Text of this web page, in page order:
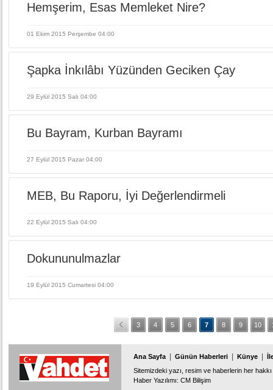
Hemşerim, Esas Memleket Nire?
01 Ekim 2015 Perşembe 04:00
Şapka İnkılâbı Yüzünden Geciken Çay
29 Eylül 2015 Salı 04:00
Bu Bayram, Kurban Bayramı
27 Eylül 2015 Pazar 04:00
MEB, Bu Raporu, İyi Değerlendirmeli
22 Eylül 2015 Salı 04:00
Dokununulmazlar
19 Eylül 2015 Cumartesi 04:00
3 4 5 6 7 8 9 10
Ana Sayfa Günün Haberleri Künye
Sitemizdeki yazı, resim ve haberlerin her
Haber Yazılımı: CM Bilişim